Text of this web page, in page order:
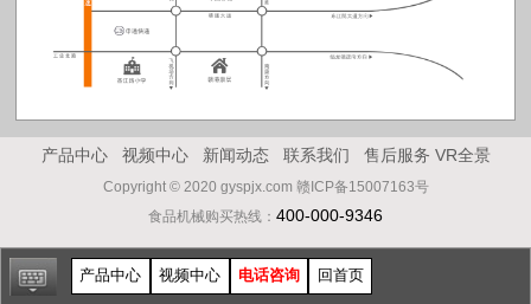
产品中心 视频中心 新闻动态 联系我们 售后服务 VR全景
Copyright © 2020 gyspjx.com 赣ICP备15007163号
食品机械购买热线： 400-000-9346
产品中心 视频中心 电话咨询 回首页